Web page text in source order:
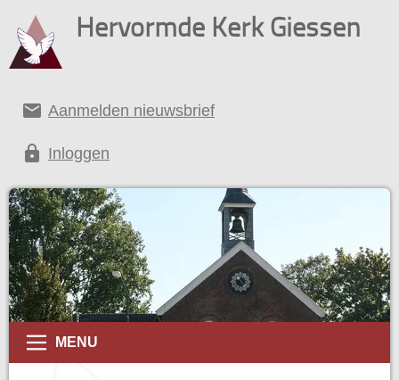
Hervormde Kerk Giessen
email Aanmelden nieuwsbrief
lock Inloggen
MENU